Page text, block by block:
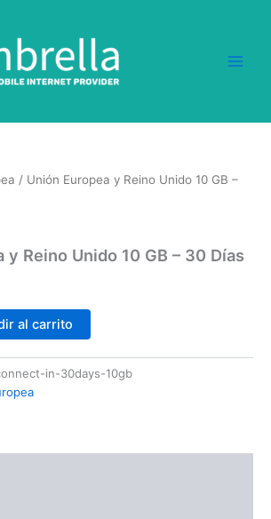
/ Unión Europea y Reino Unido 10 GB –
y Reino Unido 10 GB – 30 Días
al carrito
in-30days-10gb